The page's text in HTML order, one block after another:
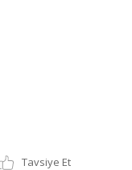
Tavsiye Et